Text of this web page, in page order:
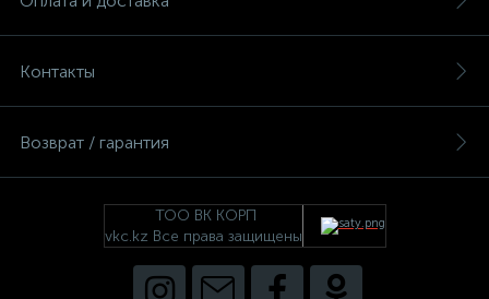
Контакты
Возврат / гарантия
ТОО ВК КОРП
vkc.kz Все права защищены